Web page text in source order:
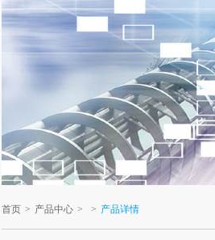
首页 > 产品中心 > > 产品详情